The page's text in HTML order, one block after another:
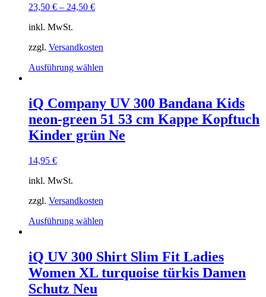
23,50 € – 24,50 €
inkl. MwSt.
zzgl. Versandkosten
Ausführung wählen
mehrere
Varianten
auf.
Die
Optionen
werden
iQ Company UV 300 Bandana Kids
neon-green 51 53 cm Kappe Kopftuch
Kinder grün Ne
14,95 €
inkl. MwSt.
zzgl. Versandkosten
Ausführung wählen
mehrere
Varianten
auf.
iQ UV 300 Shirt Slim Fit Ladies
Women XL turquoise türkis Damen
Schutz Neu